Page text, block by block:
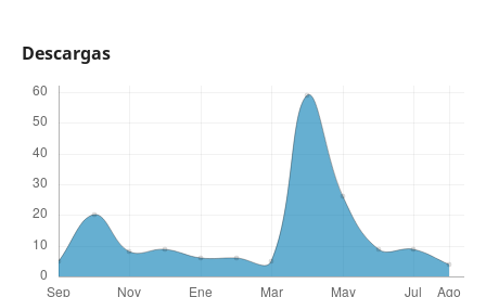
Descargas